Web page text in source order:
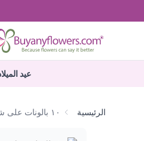
عيد
الرئيسية ١٠ بالونات على شكل قلب باللونين الوردي والأحمر